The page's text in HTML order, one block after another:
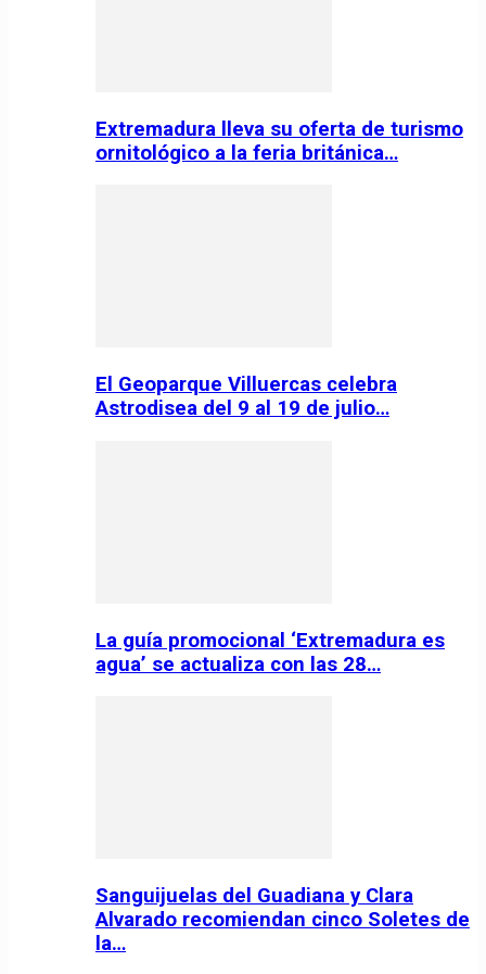
Extremadura lleva su oferta de turismo
ornitológico a la feria británica…
El Geoparque Villuercas celebra
Astrodisea del 9 al 19 de julio…
La guía promocional ‘Extremadura es
agua’ se actualiza con las 28…
Sanguijuelas del Guadiana y Clara
Alvarado recomiendan cinco Soletes de
la…